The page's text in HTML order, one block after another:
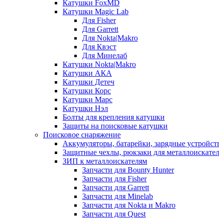
Катушки FoxMD
Катушки Magic Lab
Для Fisher
Для Garrett
Для Nokta|Makro
Для Квэст
Для Минелаб
Катушки Nokta|Makro
Катушки АКА
Катушки Детеч
Катушки Корс
Катушки Марс
Катушки Нэл
Болты для крепления катушки
Защиты на поисковые катушки
Поисковое снаряжение
Аккумуляторы, батарейки, зарядные
Защитные чехлы, рюкзаки для
ЗИП к металлоискателям
Запчасти для Bounty Hunter
Запчасти для Fisher
Запчасти для Garrett
Запчасти для Minelab
Запчасти для Nokta и Makro
Запчасти для Quest